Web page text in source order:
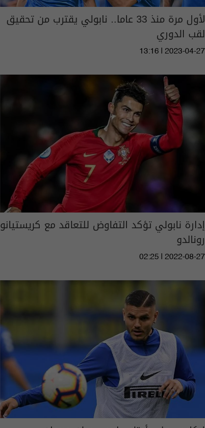
لأول مرة منذ 33 عاما.. نابولي يقترب من تحقيق
لقب الدوري
13:16 | 2023-04-27
إدارة نابولي تؤكد التفاوض للتعاقد مع كريستيانو
رونالدو
02:25 | 2022-08-27